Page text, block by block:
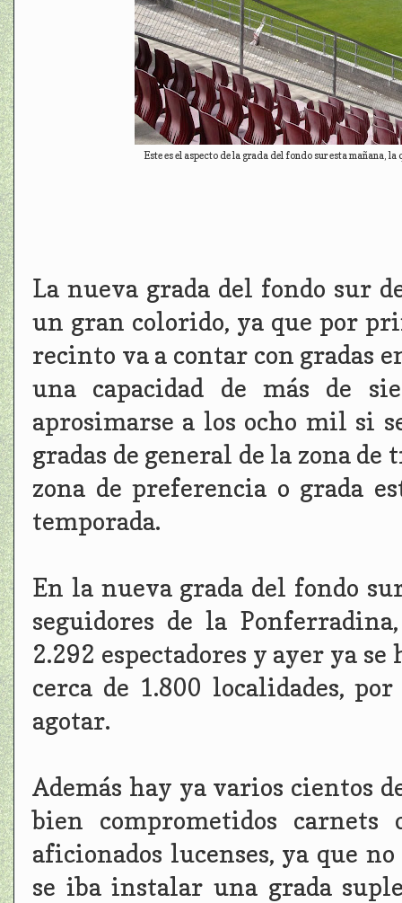
Este es el aspecto de la grada del fondo sur esta mañana,
La nueva grada del fondo sur
un gran colorido, ya que por
recinto va a contar con gradas
una capacidad de más de
aprosimarse a los ocho mil si
gradas de general de la zona de
zona de preferencia o grada
temporada.
En la nueva grada del fondo
seguidores de la
2.292 espectadores y ayer ya
cerca de 1.800 localidades,
agotar.
Además hay ya varios cientos
bien comprometidos carnets
aficionados lucenses, ya que
se iba instalar una grada